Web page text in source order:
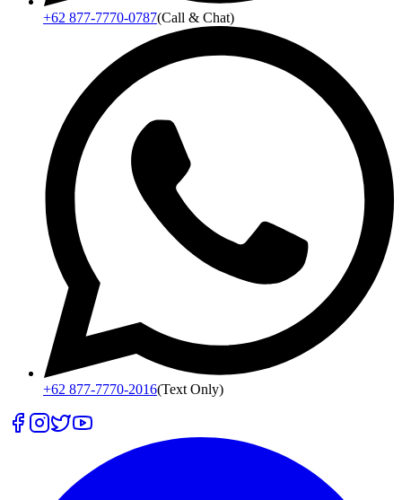
+62 877-7770-0787(Call & Chat)
+62 877-7770-2016(Text Only)